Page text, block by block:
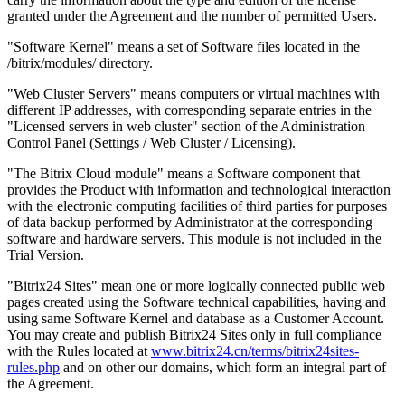
granted under the Agreement and the number of permitted Users.
"Software Kernel" means a set of Software files located in the
/bitrix/modules/ directory.
"Web Cluster Servers" means computers or virtual machines with
different IP addresses, with corresponding separate entries in the
"Licensed servers in web cluster" section of the Administration
Control Panel (Settings / Web Cluster / Licensing).
"The Bitrix Cloud module" means a Software component that
provides the Product with information and technological interaction
with the electronic computing facilities of third parties for purposes
of data backup performed by Administrator at the corresponding
software and hardware servers. This module is not included in the
Trial Version.
"Bitrix24 Sites" mean one or more logically connected public web
pages created using the Software technical capabilities, having and
using same Software Kernel and database as a Customer Account.
You may create and publish Bitrix24 Sites only in full compliance
with the Rules located atwww.bitrix24.cn/terms/bitrix24sites-
rules.php and on other our domains, which form an integral part of
the Agreement.